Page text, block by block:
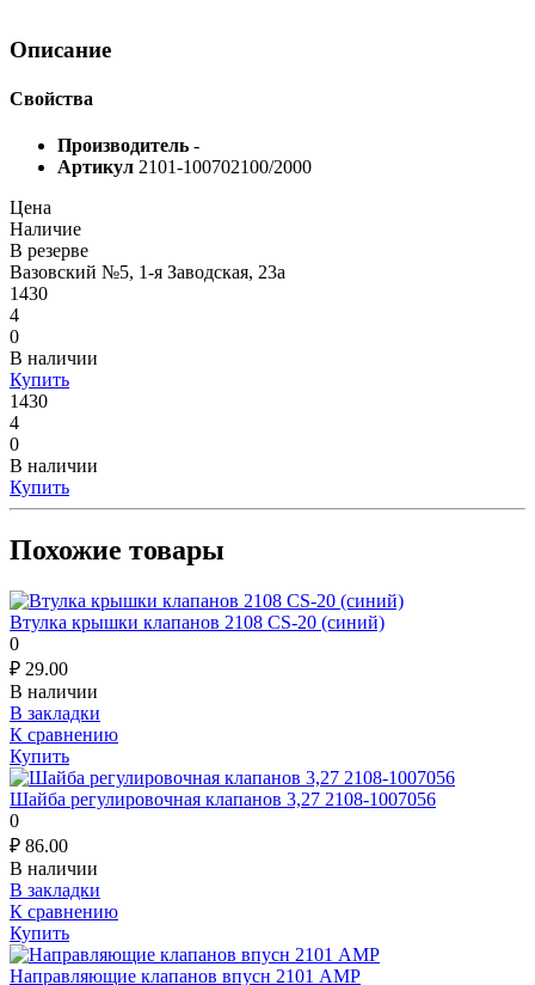
Описание
Свойства
Производитель -
Артикул 2101-100702100/2000
Цена
Наличие
В резерве
Вазовский №5, 1-я Заводская, 23а
1430
4
0
В наличии
Купить
1430
4
0
В наличии
Купить
Похожие товары
Втулка крышки клапанов 2108 CS-20 (синий)
0
₽ 29.00
В наличии
В закладки
К сравнению
Купить
Шайба регулировочная клапанов 3,27 2108-1007056
0
₽ 86.00
В наличии
В закладки
К сравнению
Купить
Направляющие клапанов впусн 2101 АМР